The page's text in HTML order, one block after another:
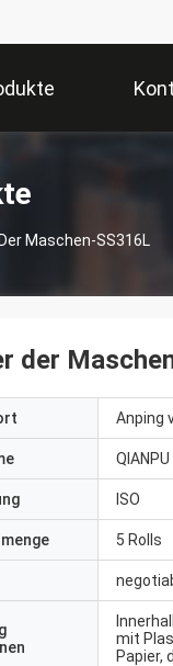
Maschen-SS316L
der
Anping
QIANPU
ISO
5 Rolls
mit
Papier,